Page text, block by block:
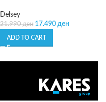
Delsey
21.990ден 17.490 ден
ADD TO CART